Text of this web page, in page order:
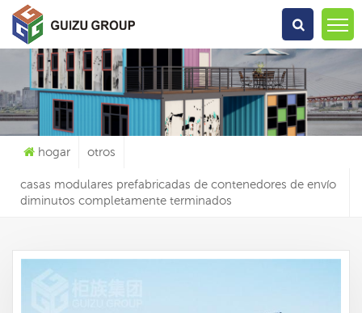
Qué Estás Buscando?
hogar otros
casas modulares prefabricadas de contenedores de envío
diminutos completamente terminados